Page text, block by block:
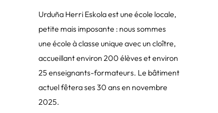
Urduña Herri Eskola est une école locale,
petite mais imposante : nous sommes
une école à classe unique avec un cloître,
accueillant environ 200 élèves et environ
25 enseignants-formateurs. Le bâtiment
actuel fêtera ses 30 ans en novembre
2025.